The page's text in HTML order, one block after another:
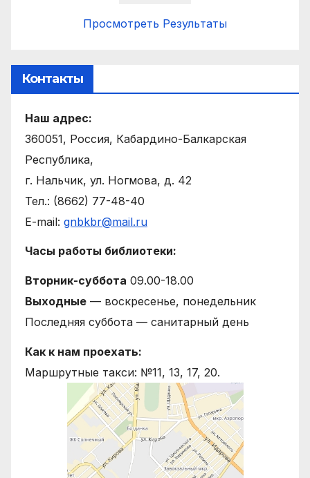
Просмотреть Результаты
Контакты
Наш адрес:
360051, Россия, Кабардино-Балкарская
Республика,
г. Нальчик, ул. Ногмова, д. 42
Тел.: (8662) 77-48-40
E-mail: gnbkbr@mail.ru
Часы работы библиотеки:
Вторник-суббота 09.00-18.00
Выходные — воскресенье, понедельник
Последняя суббота — санитарный день
Как к нам проехать:
Маршрутные такси: №11, 13, 17, 20.